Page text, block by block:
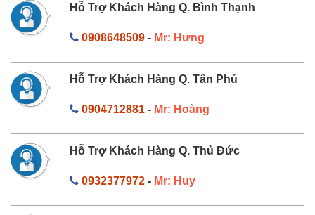
Hỗ Trợ Khách Hàng Q. Bình Thạnh
0908648509- Mr: Hưng
Hỗ Trợ Khách Hàng Q. Tân Phú
0904712881- Mr: Hoàng
Hỗ Trợ Khách Hàng Q. Thủ Đức
0932377972- Mr: Huy